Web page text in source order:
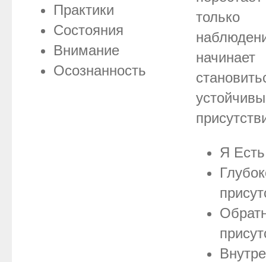
Практики
Состояния
Внимание
Осознанность
только
начинает
Я Есть